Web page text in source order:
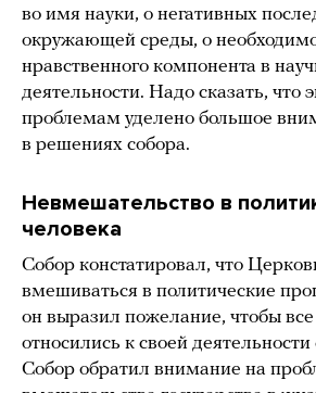
во имя науки, о негативных
окружающей среды, о
нравственного компонента в
деятельности. Надо сказать, что
проблемам уделено большое
в решениях собора.
Невмешательство в
человека
Собор констатировал, что
вмешиваться в политические
он выразил пожелание, чтобы
относились к своей
Собор обратил внимание на